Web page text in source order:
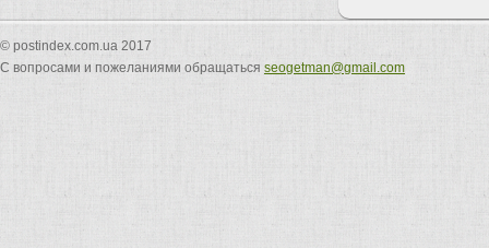
© postindex.com.ua 2017
С вопросами и пожеланиями обращаться seogetman@gmail.com